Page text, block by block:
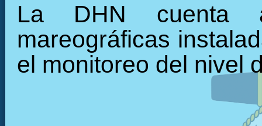
La DHN cuenta
mareográficas
el monitoreo del nivel